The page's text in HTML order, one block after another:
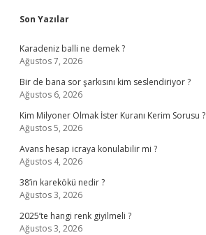
Sidebar
Son Yazılar
Karadeniz balli ne demek ?
Ağustos 7, 2026
Bir de bana sor şarkısını kim seslendiriyor ?
Ağustos 6, 2026
Kim Milyoner Olmak İster Kuranı Kerim Sorusu ?
Ağustos 5, 2026
Avans hesap icraya konulabilir mi ?
Ağustos 4, 2026
38’in karekökü nedir ?
Ağustos 3, 2026
2025’te hangi renk giyilmeli ?
Ağustos 3, 2026